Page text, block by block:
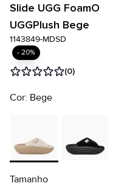
Slide UGG FoamO
UGGPlush Bege
1143849-MDSD
- 20%
(0)
Cor: Bege
Tamanho